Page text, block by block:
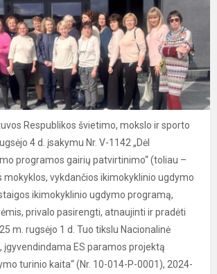
Respublikos švietimo, mokslo ir sporto
4 d. įsakymu Nr. V-1142 „Dėl
programos gairių patvirtinimo“ (toliau –
mokyklos, vykdančios ikimokyklinio ugdymo
ikimokyklinio ugdymo programą,
privalo pasirengti, atnaujinti ir pradėti
m. rugsėjo 1 d. Tuo tikslu Nacionalinė
ES paramos projektą
turinio kaita“ (Nr. 10-014-P-0001), 2024-